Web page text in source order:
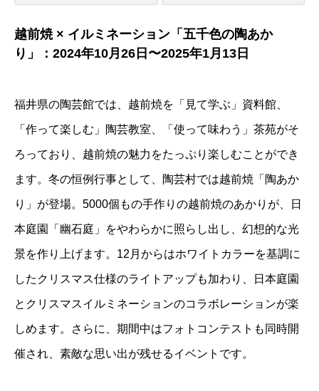
越前焼 × イルミネーション「五千色の陶あか
り」：2024年10月26日〜2025年1月13日
福井県の陶芸館では、越前焼を「見て学ぶ」資料館、
「作って楽しむ」陶芸教室、「使って味わう」茶苑がそ
ろっており、越前焼の魅力をたっぷり楽しむことができ
ます。冬の恒例行事として、陶芸村では越前焼「陶あか
り」が登場。5000個もの手作りの越前焼のあかりが、日
本庭園「幽石庭」をやわらかに照らし出し、幻想的な光
景を作り上げます。12月からはホワイトカラーを基調に
したクリスマス仕様のライトアップも加わり、日本庭園
とクリスマスイルミネーションのコラボレーションが楽
しめます。さらに、期間中はフォトコンテストも同時開
催され、素敵な思い出が残せるイベントです。